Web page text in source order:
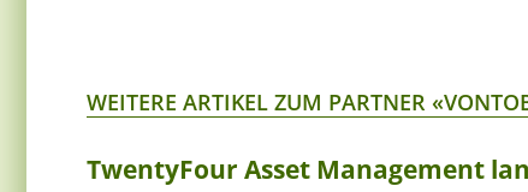
WEITERE ARTIKEL ZUM PARTNER
TwentyFour Asset Management